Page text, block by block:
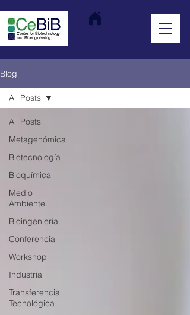
Blog
All Posts
Metagenómica
Biotecnología
Bioquímica
Medio
Ambiente
Bioingeniería
Conferencia
Workshop
Industria
Transferencia
Tecnológica
All Posts